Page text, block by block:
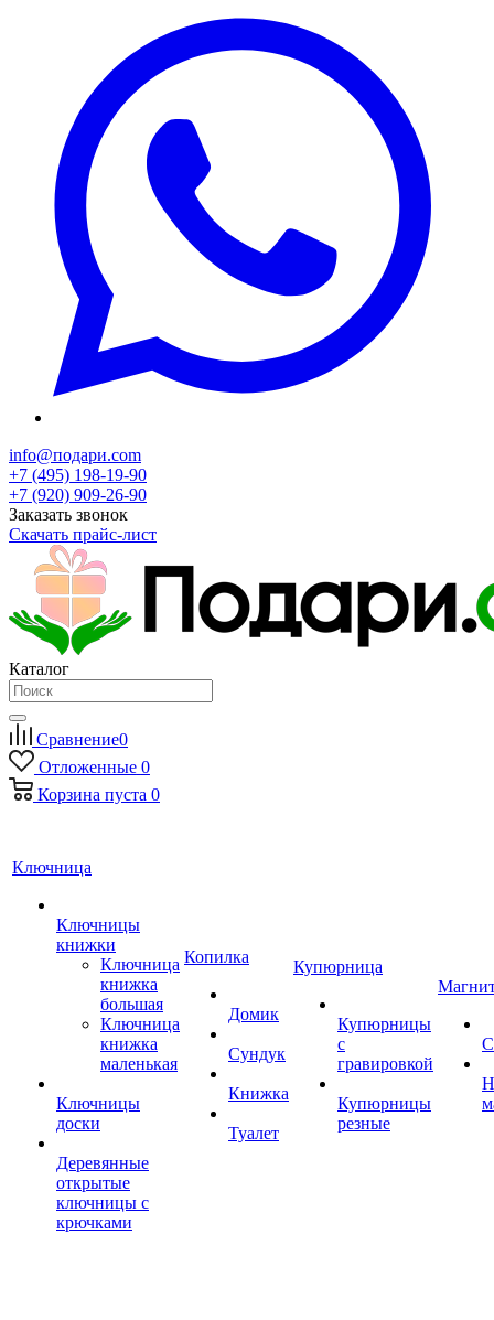
info@подари.com
+7 (495) 198-19-90
+7 (920) 909-26-90
Заказать звонок
Скачать прайс-лист
Каталог
Сравнение0
Отложенные 0
Корзина пуста 0
Ключница
Ключницы
книжки
Ключница
книжка
большая
Ключница
книжка
маленькая
Ключницы
доски
Деревянные
открытые
ключницы с
крючками
Копилка
Домик
Сундук
Книжка
Туалет
Купюрница
Купюрницы
с
гравировкой
Купюрницы
резные